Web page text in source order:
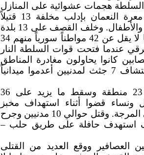
هجمات عشوائية على المنازل
السكنية في مدينة معرة النعمان بإدلب مخلفة 13 قتيلاً
معظمهم من النساء والأطفال. وخلف القصف على 13 بلدة
في محافظة درعا ما لا يقل عن 42 مواطناً سورياً منهم 34
عندما فتحت قوات السلطة النار
كانوا يحاولون مغادرة المناطق
الملتهبة، بينما تم اكتشاف 7 جثث لمدنيين أعدموا ميدانياً
وفي حلب قصفت 23 منطقة وسقط ما يزيد على 36
ونساء قضوا أثناء استهداف مخبز
ومحل خضار في حي المرجة. وقتل حوالي 10 مدنيين وجرح
استهدف حافلة على طريق حلب –
العصافير ووقع العديد من القتلى